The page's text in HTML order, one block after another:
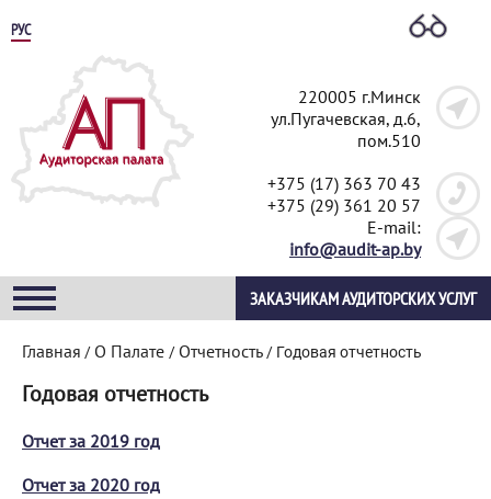
РУС
220005 г.Минск
ул.Пугачевская, д.6,
пом.510
+375 (17) 363 70 43
+375 (29) 361 20 57
E-mail:
info@audit-ap.by
ЗАКАЗЧИКАМ АУДИТОРСКИХ УСЛУГ
Главная / О Палате / Отчетность / Годовая отчетность
Годовая отчетность
Отчет за 2019 год
Отчет за 2020 год